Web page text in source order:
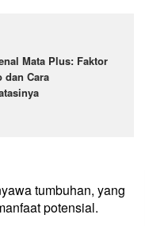
Mata Plus: Faktor
dan Cara
tumbuhan, yang
potensial.